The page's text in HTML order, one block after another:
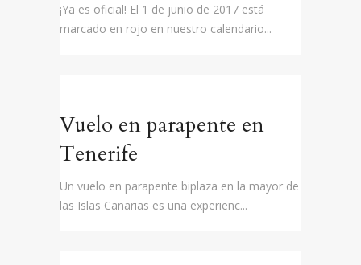
¡Ya es oficial! El 1 de junio de 2017 está
marcado en rojo en nuestro calendario...
Vuelo en parapente en
Tenerife
Un vuelo en parapente biplaza en la mayor de
las Islas Canarias es una experienc...